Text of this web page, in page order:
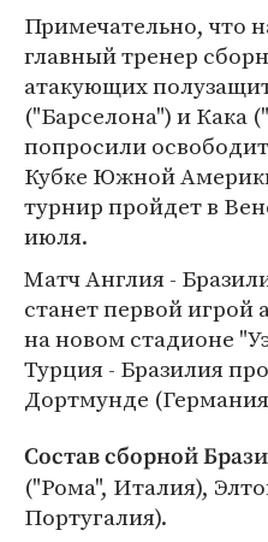
Примечательно, что
главный тренер
атакующих
("Барселона") и Кака
попросили
Кубке Южной
турнир пройдет в
июля.
Матч Англия -
станет первой игрой
на новом стадионе
Турция - Бразилия
Дортмунде
Состав сборной
("Рома", Италия),
Португалия).